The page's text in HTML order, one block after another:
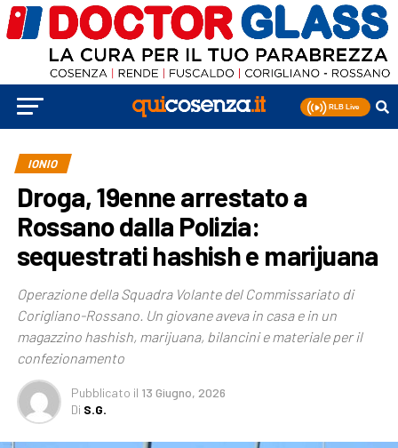
IONIO
Droga, 19enne arrestato a
Rossano dalla Polizia:
sequestrati hashish e marijuana
Operazione della Squadra Volante del Commissariato di
Corigliano-Rossano. Un giovane aveva in casa e in un
magazzino hashish, marijuana, bilancini e materiale per il
confezionamento
Pubblicato il 13 Giugno, 2026
Di S.G.